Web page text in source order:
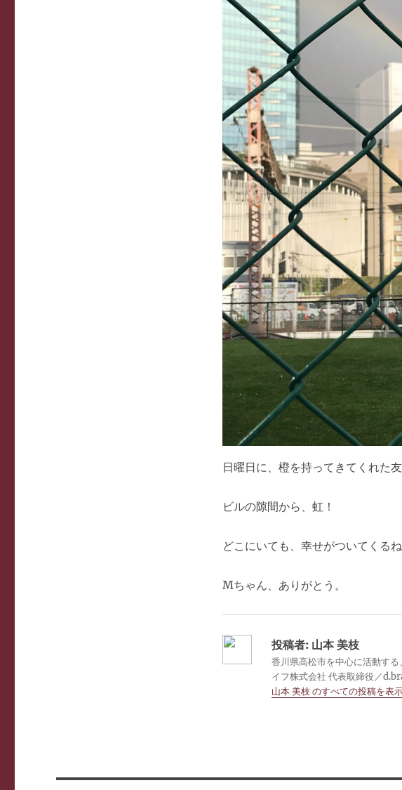
日曜日に、橙を持ってきてくれた
ビルの隙間から、虹！
どこにいても、幸せがついてくるね
Mちゃん、ありがとう。
投稿者:山本 美枝
香川県高松市を中心に活動す
イフ株式会社 代表取締役／
山本 美枝 のすべての投稿を表